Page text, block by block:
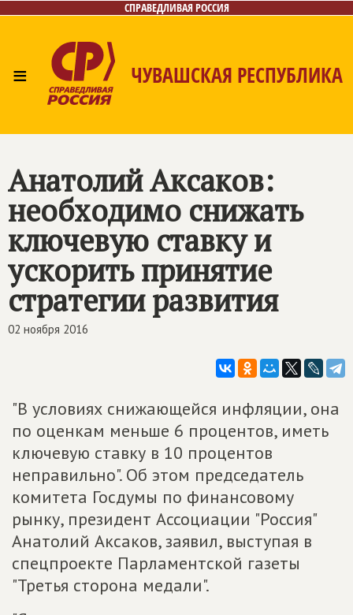
СПРАВЕДЛИВАЯ РОССИЯ
≡ ЧУВАШСКАЯ РЕСПУБЛИКА
Контакты
Анатолий Аксаков:
необходимо снижать
ключевую ставку и
ускорить принятие
стратегии развития
02 ноября 2016
"В условиях снижающейся инфляции, она
по оценкам меньше 6 процентов, иметь
ключевую ставку в 10 процентов
неправильно". Об этом председатель
комитета Госдумы по финансовому
рынку, президент Ассоциации "Россия"
Анатолий Аксаков, заявил, выступая в
спецпроекте Парламентской газеты
"Третья сторона медали".